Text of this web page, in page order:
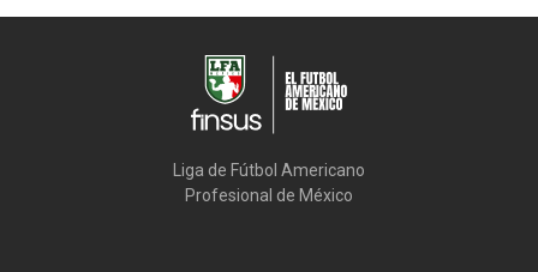
Liga de Fútbol Americano
Profesional de México